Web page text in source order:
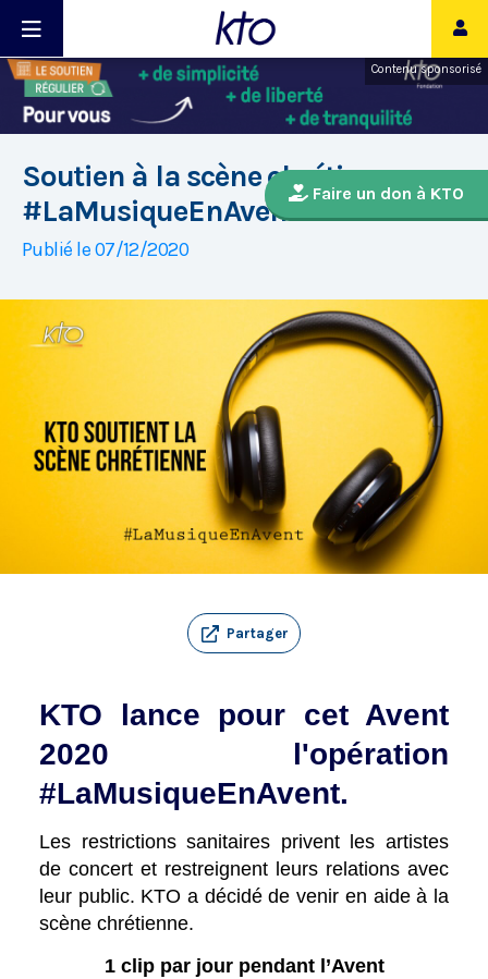
Contenu sponsorisé
Faire un don à KTO
Soutien à la scène chrétienne -
#LaMusiqueEnAvent
Publié le 07/12/2020
Partager
KTO lance pour cet Avent
2020 l'opération
#LaMusiqueEnAvent.
Les restrictions sanitaires privent les artistes
de concert et restreignent leurs relations avec
leur public. KTO a décidé de venir en aide à la
scène chrétienne.
1 clip par jour pendant l’Avent